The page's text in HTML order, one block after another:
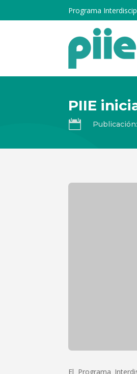
Programa
PIIE

El Programa